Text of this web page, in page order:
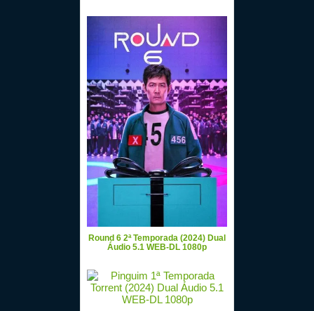
Round 6 2ª Temporada (2024) Dual
Áudio 5.1 WEB-DL 1080p